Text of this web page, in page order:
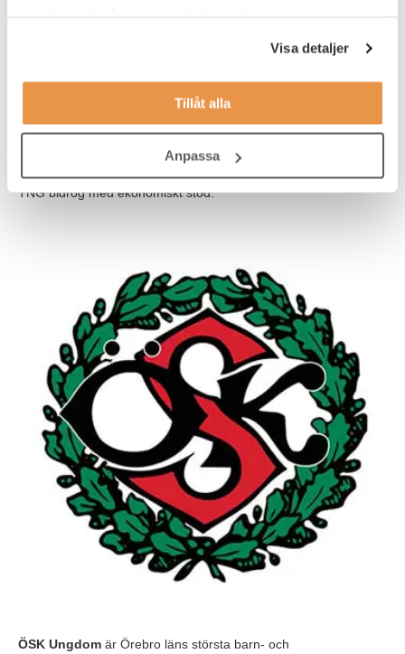
Visa detaljer
Tillåt alla
Anpassa
TNG valde att stötta BKBK då klubben aktivt jobbar för att
välkomna och stötta medlemmar från vitt skilda bakgrunder och
även ta emot nyanlända på praktik för att förbättra integrationen
i samhället. Klubbens värderingar Bredd-Glädje-Gemenskap
skapa ett öppet samhälle där alla känner sig välkomna.
Hur?
TNG bidrog med ekonomiskt stöd.
ÖSK Ungdom är Örebro läns största barn- och